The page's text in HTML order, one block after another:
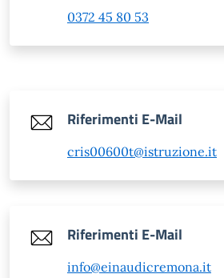
0372 45 80 53
Riferimenti E-Mail
cris00600t@istruzione.it
Riferimenti E-Mail
info@einaudicremona.it